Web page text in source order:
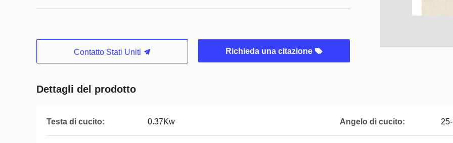
Contatto Stati Uniti Richieda una citazione
Dettagli del prodotto
Testa di cucito: 0.37Kw Angelo di cucito: